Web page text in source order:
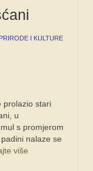
I KULTURE
prolazio stari
u
s promjerom
nalaze se
više